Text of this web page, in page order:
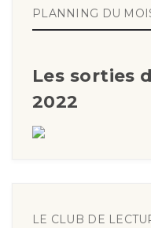
PLANNING DU
Les sorties
2022
LE CLUB DE